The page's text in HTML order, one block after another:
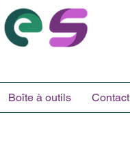
Boîte à outils Contact